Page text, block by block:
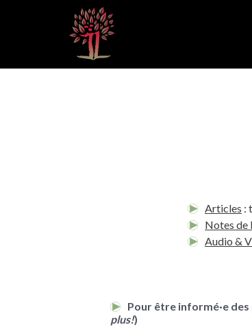
Articles :
Notes de
Audio &
Pour être informé·e
plus!)